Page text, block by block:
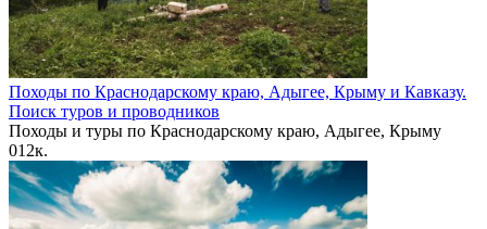
Походы по Краснодарскому краю, Адыгее, Крыму и Кавказу.
Поиск туров и проводников
Походы и туры по Краснодарскому краю, Адыгее, Крыму
012к.